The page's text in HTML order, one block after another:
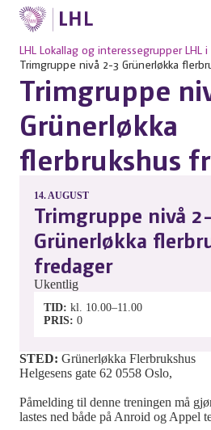
LHL Lokallag og interessegrupper LHL i
Trimgruppe nivå 2-3 Grünerløkka
Trimgruppe
Grünerløkka
flerbrukshus
14.AUGUST
Trimgruppe nivå
Grünerløkka
fredager
Ukentlig
TID kl. 10.00–11.00
PRIS 0
STED: Grünerløkka Flerbrukshus
Helgesens gate 62 0558 Oslo,
Påmelding til denne treningen må
lastes ned både på Anroid og Appel